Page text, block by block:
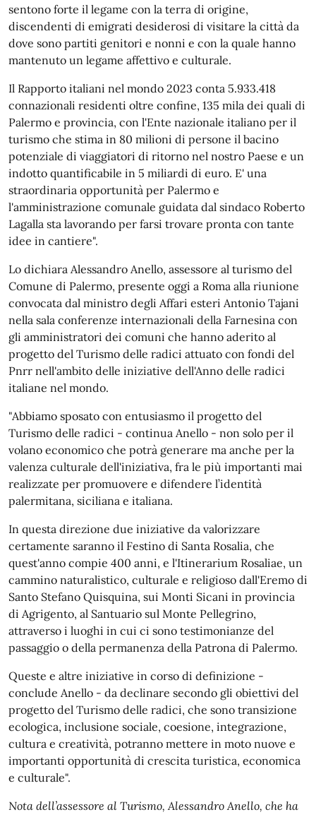
sentono forte il legame con la terra di origine,
discendenti di emigrati desiderosi di visitare la città da
dove sono partiti genitori e nonni e con la quale hanno
mantenuto un legame affettivo e culturale.
Il Rapporto italiani nel mondo 2023 conta 5.933.418
connazionali residenti oltre confine, 135 mila dei quali di
Palermo e provincia, con l'Ente nazionale italiano per il
turismo che stima in 80 milioni di persone il bacino
potenziale di viaggiatori di ritorno nel nostro Paese e un
indotto quantificabile in 5 miliardi di euro. E' una
straordinaria opportunità per Palermo e
l'amministrazione comunale guidata dal sindaco Roberto
Lagalla sta lavorando per farsi trovare pronta con tante
idee in cantiere".
Lo dichiara Alessandro Anello, assessore al turismo del
Comune di Palermo, presente oggi a Roma alla riunione
convocata dal ministro degli Affari esteri Antonio Tajani
nella sala conferenze internazionali della Farnesina con
gli amministratori dei comuni che hanno aderito al
progetto del Turismo delle radici attuato con fondi del
Pnrr nell'ambito delle iniziative dell'Anno delle radici
italiane nel mondo.
"Abbiamo sposato con entusiasmo il progetto del
Turismo delle radici - continua Anello - non solo per il
volano economico che potrà generare ma anche per la
valenza culturale dell'iniziativa, fra le più importanti mai
realizzate per promuovere e difendere l’identità
palermitana, siciliana e italiana.
In questa direzione due iniziative da valorizzare
certamente saranno il Festino di Santa Rosalia, che
quest'anno compie 400 anni, e l'Itinerarium Rosaliae, un
cammino naturalistico, culturale e religioso dall'Eremo di
Santo Stefano Quisquina, sui Monti Sicani in provincia
di Agrigento, al Santuario sul Monte Pellegrino,
attraverso i luoghi in cui ci sono testimonianze del
passaggio o della permanenza della Patrona di Palermo.
Queste e altre iniziative in corso di definizione -
conclude Anello - da declinare secondo gli obiettivi del
progetto del Turismo delle radici, che sono transizione
ecologica, inclusione sociale, coesione, integrazione,
cultura e creatività, potranno mettere in moto nuove e
importanti opportunità di crescita turistica, economica
e culturale".
Nota dell’assessore al Turismo, Alessandro Anello, che ha